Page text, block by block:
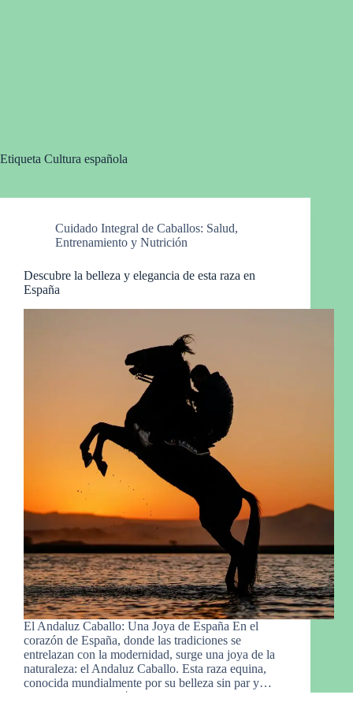
Etiqueta Cultura española
Cuidado Integral de Caballos: Salud,
Entrenamiento y Nutrición
Descubre la belleza y elegancia de esta raza en
España
El Andaluz Caballo: Una Joya de España En el
corazón de España, donde las tradiciones se
entrelazan con la modernidad, surge una joya de la
naturaleza: el Andaluz Caballo. Esta raza equina,
conocida mundialmente por su belleza sin par y…